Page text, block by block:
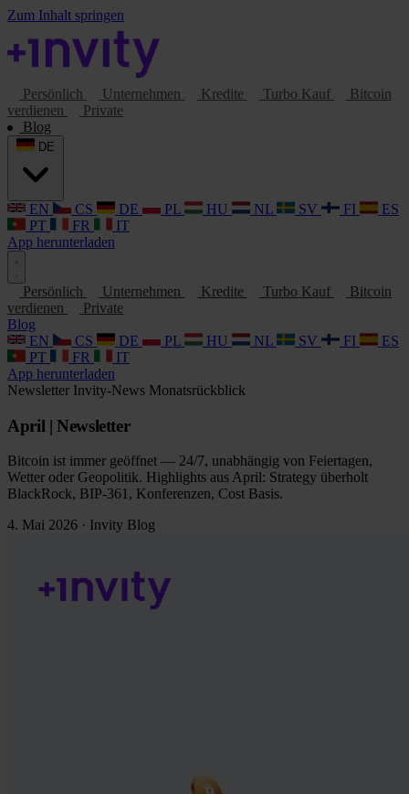
Zum Inhalt springen
Persönlich Unternehmen Kredite Turbo Kauf
Bitcoin
verdienen
Private
Blog
EN CS DE PL HU NL SV FI
ES
PT
FR
IT
App herunterladen
Persönlich Unternehmen Kredite Turbo Kauf
Bitcoin
verdienen
Private
Blog
EN
CS DE PL HU NL SV FI
ES
PT
FR
IT
App herunterladen
Newsletter Invity-News Monatsrückblick
April | Newsletter
Bitcoin ist immer geöffnet — 24/7, unabhängig von Feiertagen,
Wetter oder Geopolitik. Highlights aus April: Strategy überholt
BlackRock, BIP-361, Konferenzen, Cost Basis.
4. Mai 2026 · Invity Blog